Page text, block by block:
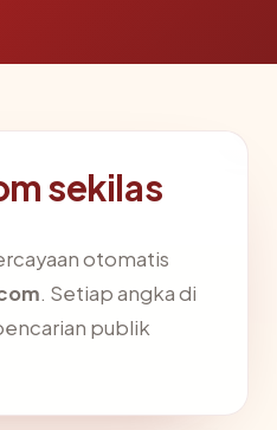
sekilas
otomatis
. Setiap angka di
publik